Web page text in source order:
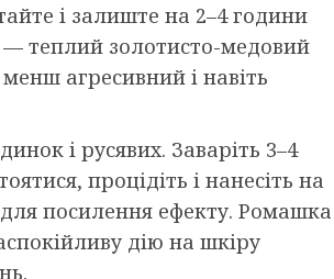
і залиште на 2–4 години
— теплий золотисто-медовий
агресивний і навіть
і русявих. Заваріть 3–4
процідіть і нанесіть на
посилення ефекту. Ромашка
дію на шкіру